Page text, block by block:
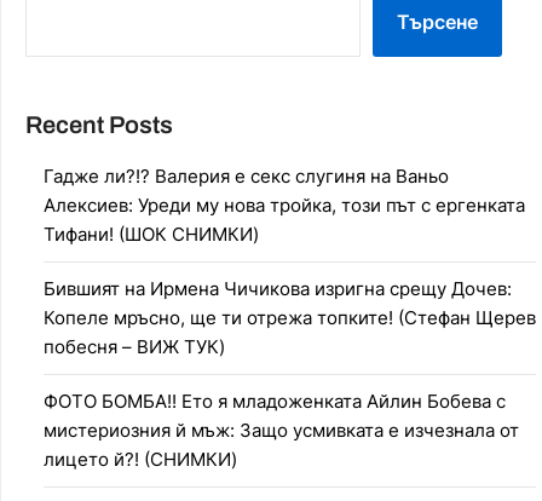
Търсене
Recent Posts
Гадже ли?!? Валерия е секс слугиня на Ваньо
Алексиев: Уреди му нова тройка, този път с ергенката
Тифани! (ШОК СНИМКИ)
Бившият на Ирмена Чичикова изригна срещу Дочев:
Копеле мръсно, ще ти отрежа топките! (Стефан Щерев
побесня – ВИЖ ТУК)
ФОТО БОМБА!! Ето я младоженката Айлин Бобева с
мистериозния й мъж: Защо усмивката е изчезнала от
лицето й?! (СНИМКИ)